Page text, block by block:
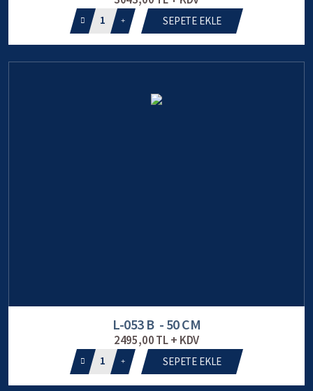
1 SEPETE EKLE
L-053 B - 50 CM
2495,00 TL + KDV
1 SEPETE EKLE